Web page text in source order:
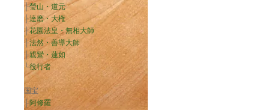
├瑩山・道元
├達磨・大権
├花園法皇・無相大師
├法然・善導大師
├親鸞・蓮如
└役行者
国宝
├阿修羅